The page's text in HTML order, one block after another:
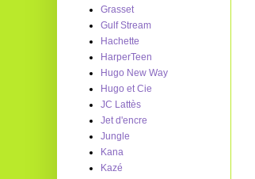
Grasset
Gulf Stream
Hachette
HarperTeen
Hugo New Way
Hugo et Cie
JC Lattès
Jet d'encre
Jungle
Kana
Kazé